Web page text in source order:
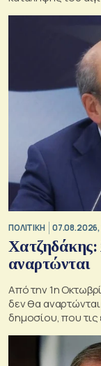
ΠΟΛΙΤΙΚΗ 07.08.2026,
Χατζηδάκης:
αναρτώνται
Από την 1η
δεν θα
δημοσίου, που τις